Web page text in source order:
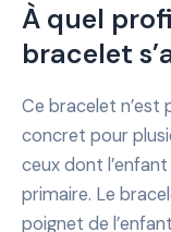
À quel
bracelet
Ce bracelet n’est
concret pour
ceux dont
primaire. Le
poignet de